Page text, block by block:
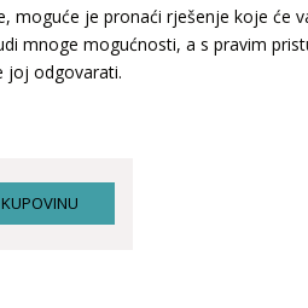
moguće je pronaći rješenje koje će
mnoge mogućnosti, a s pravim
joj odgovarati.